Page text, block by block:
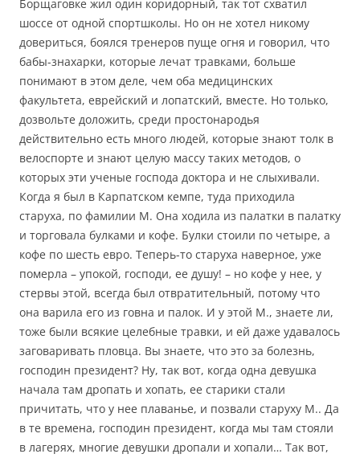
Борщаговке жил один коридорный, так тот схватил
шоссе от одной спортшколы. Но он не хотел никому
довериться, боялся тренеров пуще огня и говорил, что
бабы-знахарки, которые лечат травками, больше
понимают в этом деле, чем оба медицинских
факультета, еврейский и лопатский, вместе. Но только,
дозвольте доложить, среди простонародья
действительно есть много людей, которые знают толк в
велоспорте и знают целую массу таких методов, о
которых эти ученые господа доктора и не слыхивали.
Когда я был в Карпатском кемпе, туда приходила
старуха, по фамилии М. Она ходила из палатки в палатку
и торговала булками и кофе. Булки стоили по четыре, а
кофе по шесть евро. Теперь-то старуха наверное, уже
померла – упокой, господи, ее душу! – но кофе у нее, у
стервы этой, всегда был отвратительный, потому что
она варила его из говна и палок. И у этой М., знаете ли,
тоже были всякие целебные травки, и ей даже удавалось
заговаривать пловца. Вы знаете, что это за болезнь,
господин президент? Ну, так вот, когда одна девушка
начала там дропать и хопать, ее старики стали
причитать, что у нее плаванье, и позвали старуху М.. Да
в те времена, господин президент, когда мы там стояли
в лагерях, многие девушки дропали и хопали… Так вот,